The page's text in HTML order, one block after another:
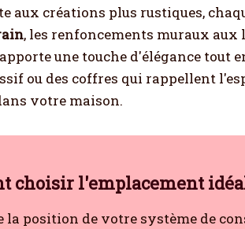
aux créations plus rustiques,
, les renfoncements muraux
une touche d'élégance tout
ou des coffres qui rappellent
votre maison.
choisir l'emplacement
la position de votre système de